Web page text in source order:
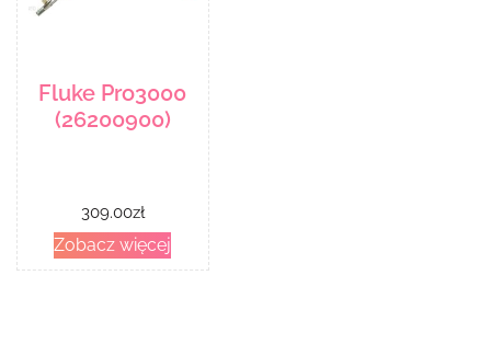
Fluke Pro3000
(26200900)
309.00zł
Zobacz więcej